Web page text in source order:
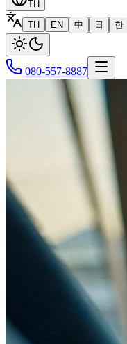
TH
TH
EN 中 日 한
080-557-8887